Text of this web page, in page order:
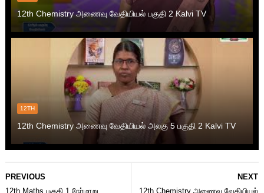
12th Chemistry அணைவு வேதியியல் பகுதி 2 Kalvi TV
12TH
12th Chemistry அணைவு வேதியியல் அலகு 5 பகுதி 2 Kalvi TV
NEXT
12th Chemistry அணைவு வேதியியல்
PREVIOUS
12th Maths பகுதி 1 நேர்மாறு